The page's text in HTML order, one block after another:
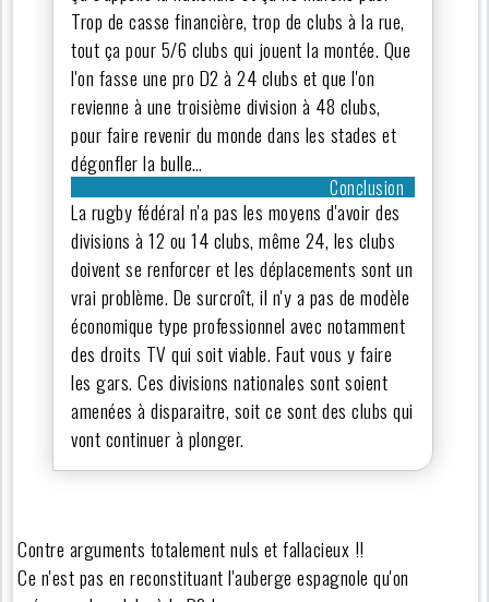
Trop de casse financière, trop de clubs à la rue,
tout ça pour 5/6 clubs qui jouent la montée. Que
l'on fasse une pro D2 à 24 clubs et que l'on
revienne à une troisième division à 48 clubs,
pour faire revenir du monde dans les stades et
dégonfler la bulle…
Conclusion
La rugby fédéral n'a pas les moyens d'avoir des
divisions à 12 ou 14 clubs, même 24, les clubs
doivent se renforcer et les déplacements sont un
vrai problème. De surcroît, il n'y a pas de modèle
économique type professionnel avec notamment
des droits TV qui soit viable. Faut vous y faire
les gars. Ces divisions nationales sont soient
amenées à disparaitre, soit ce sont des clubs qui
vont continuer à plonger.
Contre arguments totalement nuls et fallacieux !!
Ce n'est pas en reconstituant l'auberge espagnole qu'on